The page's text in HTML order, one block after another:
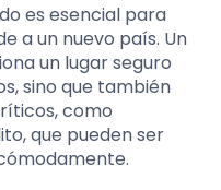
es esencial para
a un nuevo país. Un
un lugar seguro
sino que también
como
que pueden ser